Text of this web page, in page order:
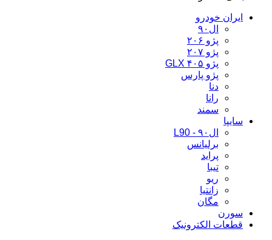
ایران خودرو
ال۹۰
پژو ۲۰۶
پژو ۲۰۷
پژو ۴۰۵ GLX
پژو پارس
دنا
رانا
سمند
سایپا
ال۹۰ - L90
برلیانس
پراید
تیبا
ریو
زانتیا
مگان
سورن
قطعات الکترونیک